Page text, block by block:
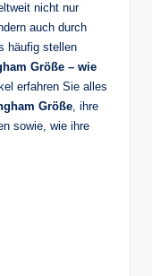
nicht nur
auch durch
häufig stellen
Größe – wie
erfahren Sie alles
Größe, ihre
sowie, wie ihre